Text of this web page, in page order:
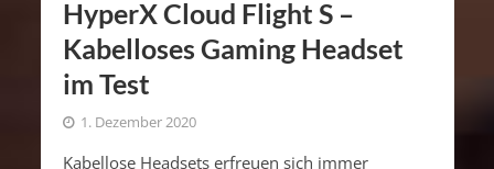
HyperX Cloud Flight S –
Kabelloses Gaming Headset
im Test
1. Dezember 2020
Kabellose Headsets erfreuen sich immer